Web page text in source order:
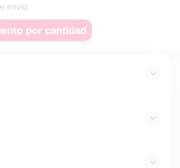
envío
por cantidad